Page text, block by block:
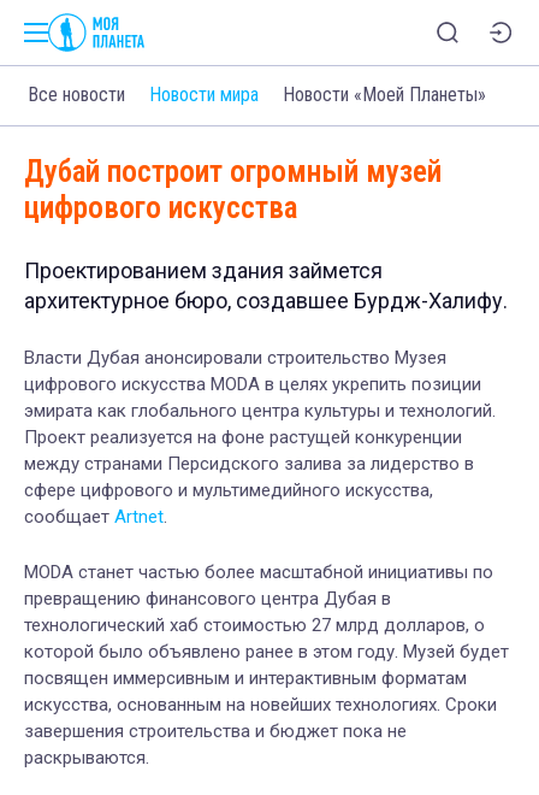
Все новости Новости мира Новости «Моей Планеты»
Дубай построит огромный музей
цифрового искусства
Проектированием здания займется
архитектурное бюро, создавшее Бурдж-Халифу.
Власти Дубая анонсировали строительство Музея
цифрового искусства MODA в целях укрепить позиции
эмирата как глобального центра культуры и технологий.
Проект реализуется на фоне растущей конкуренции
между странами Персидского залива за лидерство в
сфере цифрового и мультимедийного искусства,
сообщает Artnet.
MODA станет частью более масштабной инициативы по
превращению финансового центра Дубая в
технологический хаб стоимостью 27 млрд долларов, о
которой было объявлено ранее в этом году. Музей будет
посвящен иммерсивным и интерактивным форматам
искусства, основанным на новейших технологиях. Сроки
завершения строительства и бюджет пока не
раскрываются.